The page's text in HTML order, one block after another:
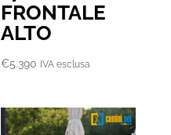
FRONTALE
ALTO
€5.390 IVA esclusa